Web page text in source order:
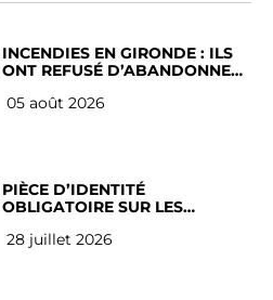
INCENDIES EN GIRONDE : ILS
ONT REFUSÉ D’ABANDONNER
05 août 2026
PIÈCE D’IDENTITÉ
OBLIGATOIRE SUR LES
Français
28 juillet 2026